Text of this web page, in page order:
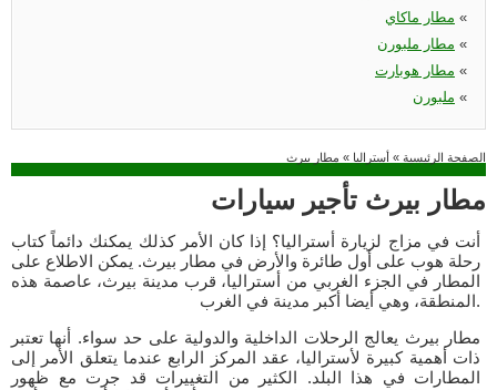
مطار ماكاي «
مطار ملبورن «
مطار هوبارت «
ملبورن «
الصفحة الرئيسية » أستراليا » مطار بيرث
مطار بيرث تأجير سيارات
أنت في مزاج لزيارة أستراليا؟ إذا كان الأمر كذلك يمكنك دائماً كتاب
رحلة هوب على أول طائرة والأرض في مطار بيرث. يمكن الاطلاع على
المطار في الجزء الغربي من أستراليا، قرب مدينة بيرث، عاصمة هذه
المنطقة، وهي أيضا أكبر مدينة في الغرب.
مطار بيرث يعالج الرحلات الداخلية والدولية على حد سواء. أنها تعتبر
ذات أهمية كبيرة لأستراليا، عقد المركز الرابع عندما يتعلق الأمر إلى
المطارات في هذا البلد. الكثير من التغييرات قد جرت مع ظهور